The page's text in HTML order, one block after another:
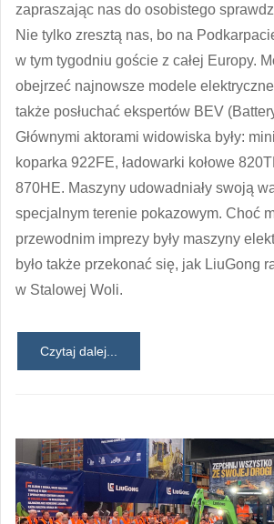
zapraszając nas do osobistego
Nie tylko zresztą nas, bo na
w tym tygodniu goście z całej Europy.
obejrzeć najnowsze modele
także posłuchać ekspertów BEV
Głównymi aktorami widowiska były:
koparka 922FE, ładowarki kołowe
870HE. Maszyny udowadniały swoją
specjalnym terenie pokazowym. Choć
przewodnim imprezy były maszyny
było także przekonać się, jak LiuGong
w Stalowej Woli.
Czytaj dalej...